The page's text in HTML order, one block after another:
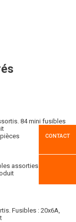
84 mini fusibles
assorties.95
Fusibles : 20x6A,
CONTACT